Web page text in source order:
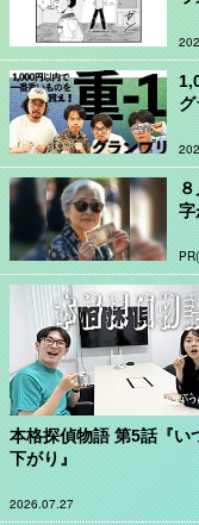
グ
８
字
本格探偵物語 第5話『い
下がり』
2026.07.27